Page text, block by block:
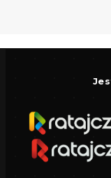
oferując
Dodatkowym
kondygnacja